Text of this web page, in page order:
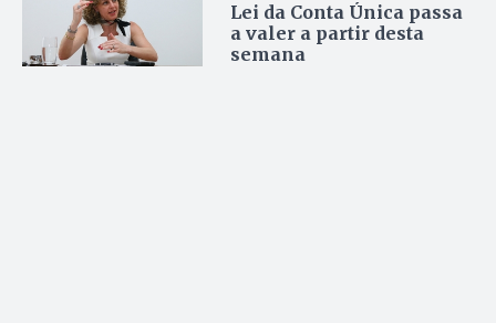
Lei da Conta Única passa
a valer a partir desta
semana